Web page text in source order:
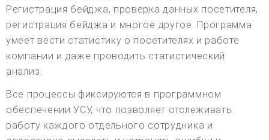
Регистрация бейджа, проверка данных посетителя,
регистрация бейджа и многое другое. Программа
умеет вести статистику о посетителях и работе
компании и даже проводить статистический
анализ.
Все процессы фиксируются в программном
обеспечении УСУ, что позволяет отслеживать
работу каждого отдельного сотрудника и